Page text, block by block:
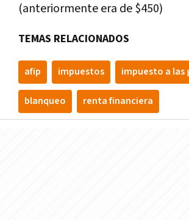
(anteriormente era de $450)
TEMAS RELACIONADOS
afip impuestos impuesto a las
blanqueo renta financiera